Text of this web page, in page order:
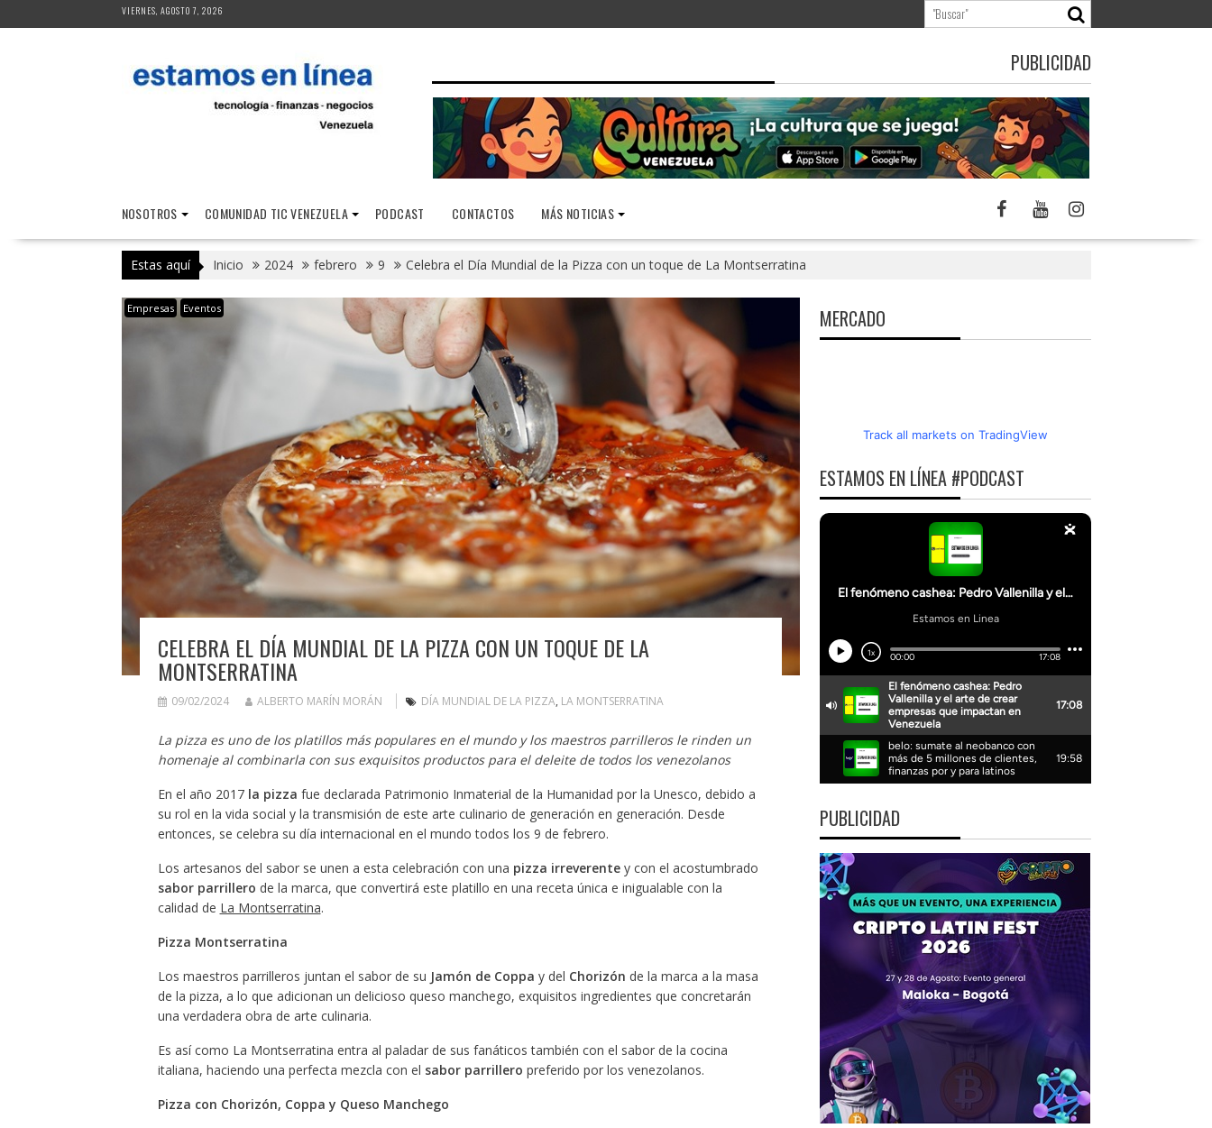
al
VIERNES, AGOSTO 7, 2026
PUBLICIDAD
NOSOTROS COMUNIDAD TIC VENEZUELA PODCAST CONTACTOS MÁS NOTICIAS
Estas aquí Inicio 2024 febrero 9 Celebra el Día Mundial de la Pizza con un toque de La Montserratina
Empresas Eventos
CELEBRA EL DÍA MUNDIAL DE LA PIZZA CON UN TOQUE DE LA
MONTSERRATINA
09/02/2024 ALBERTO MARÍN MORÁN DÍA MUNDIAL DE LA PIZZA, LA MONTSERRATINA
La pizza es uno de los platillos más populares en el mundo y los maestros parrilleros le rinden un
homenaje al combinarla con sus exquisitos productos para el deleite de todos los venezolanos
En el año 2017 la pizza fue declarada Patrimonio Inmaterial de la Humanidad por la Unesco, debido a
su rol en la vida social y la transmisión de este arte culinario de generación en generación. Desde
entonces, se celebra su día internacional en el mundo todos los 9 de febrero.
Los artesanos del sabor se unen a esta celebración con una pizza irreverentey con el acostumbrado
sabor parrillero de la marca, que convertirá este platillo en una receta única e inigualable con la
calidad de La Montserratina.
Pizza Montserratina
Los maestros parrilleros juntan el sabor de su Jamón de Coppa y del Chorizón de la marca a la masa
de la pizza, a lo que adicionan un delicioso queso manchego, exquisitos ingredientes que concretarán
una verdadera obra de arte culinaria.
Es así como La Montserratina entra al paladar de sus fanáticos también con el sabor de la cocina
italiana, haciendo una perfecta mezcla con el sabor parrillero preferido por los venezolanos.
Pizza con Chorizón, Coppa y Queso Manchego
MERCADO
Track all markets on TradingView
ESTAMOS EN LÍNEA #PODCAST
PUBLICIDAD